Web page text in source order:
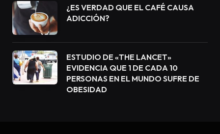
¿ES VERDAD QUE EL CAFÉ CAUSA
ADICCIÓN?
ESTUDIO DE «THE LANCET»
EVIDENCIA QUE 1 DE CADA 10
PERSONAS EN EL MUNDO SUFRE DE
OBESIDAD